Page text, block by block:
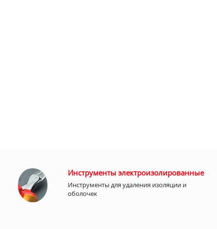
Инструменты электроизолированные
Инструменты для удаления изоляции и
оболочек